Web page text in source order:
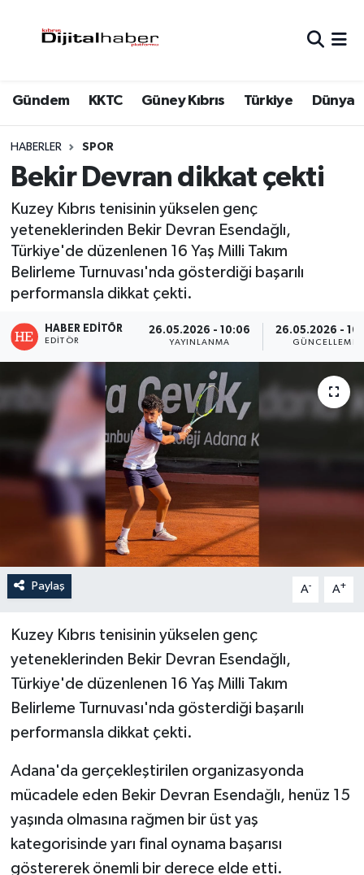
Gündem KKTC Güney Kıbrıs Türkiye Dünya
HABERLER SPOR
Bekir Devran dikkat çekti
Kuzey Kıbrıs tenisinin yükselen genç
yeteneklerinden Bekir Devran Esendağlı,
Türkiye'de düzenlenen 16 Yaş Milli Takım
Belirleme Turnuvası'nda gösterdiği başarılı
performansla dikkat çekti.
HABER EDITÖR
EDITÖR
26.05.2026 - 10:06
YAYINLANMA
26.05.2026 -
GÜNCELLEME
Paylaş A- A+
Kuzey Kıbrıs tenisinin yükselen genç
yeteneklerinden Bekir Devran Esendağlı,
Türkiye'de düzenlenen 16 Yaş Milli Takım
Belirleme Turnuvası'nda gösterdiği başarılı
performansla dikkat çekti.
Adana'da gerçekleştirilen organizasyonda
mücadele eden Bekir Devran Esendağlı, henüz 15
yaşında olmasına rağmen bir üst yaş
kategorisinde yarı final oynama başarısı
göstererek önemli bir derece elde etti.
Trafik Durumu
Süper Lig Puan Durumu ve Fikstür
Tüm Manşetler
Son Dakika Haberleri
Haber Arşivi